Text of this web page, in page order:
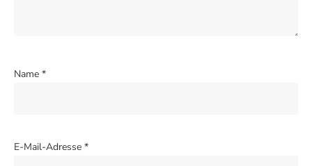
Name *
E-Mail-Adresse *